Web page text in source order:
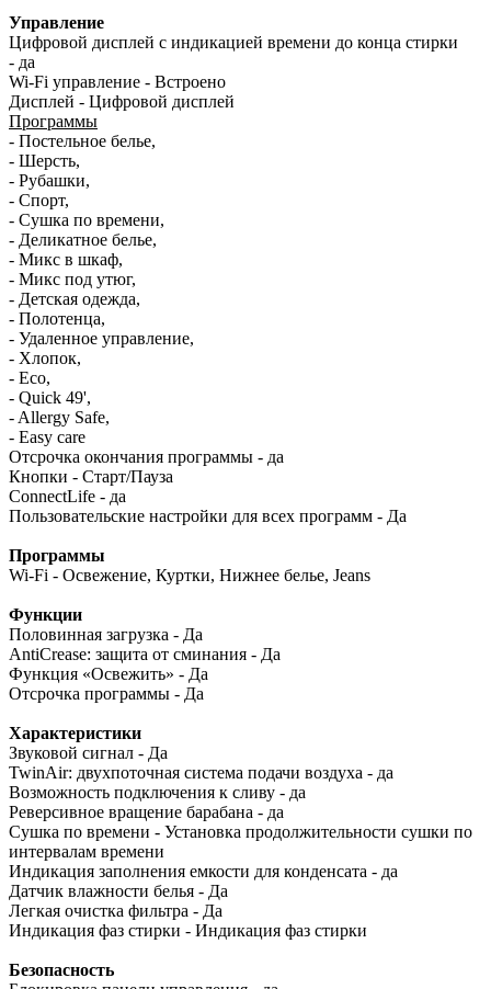
Управление
Цифровой дисплей с индикацией времени до конца стирки
- да
Wi-Fi управление - Встроено
Дисплей - Цифровой дисплей
Программы
- Постельное белье,
- Шерсть,
- Рубашки,
- Спорт,
- Сушка по времени,
- Деликатное белье,
- Микс в шкаф,
- Микс под утюг,
- Детская одежда,
- Полотенца,
- Удаленное управление,
- Хлопок,
- Eco,
- Quick 49',
- Allergy Safe,
- Easy care
Отсрочка окончания программы - да
Кнопки - Старт/Пауза
ConnectLife - да
Пользовательские настройки для всех программ - Да
Программы
Wi-Fi - Освежение, Куртки, Нижнее белье, Jeans
Функции
Половинная загрузка - Да
AntiCrease: защита от сминания - Да
Функция «Освежить» - Да
Отсрочка программы - Да
Характеристики
Звуковой сигнал - Да
TwinAir: двухпоточная система подачи воздуха - да
Возможность подключения к сливу - да
Реверсивное вращение барабана - да
Сушка по времени - Установка продолжительности сушки по
интервалам времени
Индикация заполнения емкости для конденсата - да
Датчик влажности белья - Да
Легкая очистка фильтра - Да
Индикация фаз стирки - Индикация фаз стирки
Безопасность